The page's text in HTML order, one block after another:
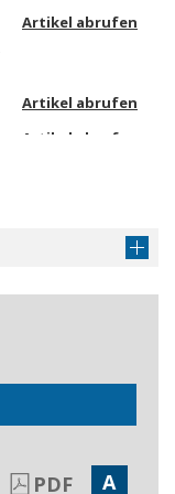
Artikel abrufen
Artikel abrufen
Artikel abrufen
PDF A